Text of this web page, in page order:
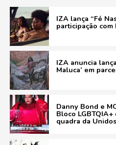
IZA lança “Fé
participação com
IZA anuncia
Maluca’ em
Danny Bond e
Bloco
quadra da